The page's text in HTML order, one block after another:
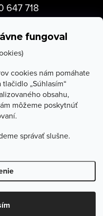
fungoval
cookies nám pomáhate
„Súhlasím“
obsahu,
môžeme poskytnúť
správať slušne.
647 718
práva vyhradené.Upraviť